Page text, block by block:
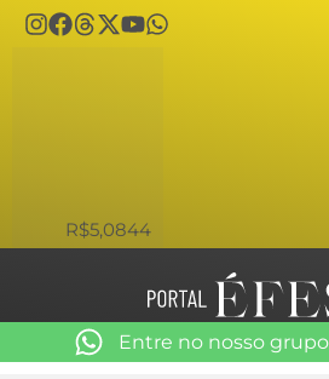
R$5,0844
Entre no nosso